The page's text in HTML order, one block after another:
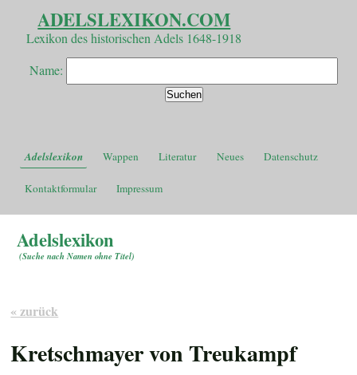
ADELSLEXIKON.COM
Lexikon des historischen Adels 1648-1918
Name:
Adelslexikon Wappen Literatur Neues Datenschutz
Kontaktformular Impressum
Adelslexikon
(Suche nach Namen ohne Titel)
« zurück
Kretschmayer von Treukampf